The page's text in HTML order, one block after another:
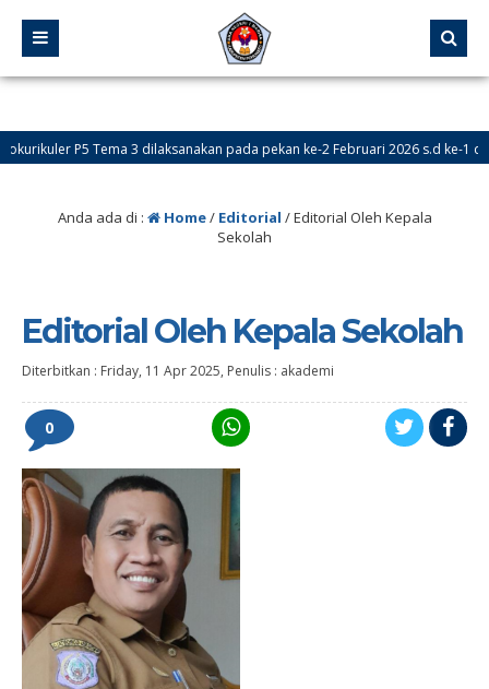
P5 Tema 3 dilaksanakan pada pekan ke-2 Februari 2026 s.d ke-1 dan
Didik Baru (PPDB) Online dibuka pada tanggal 24 Mei – 18 Juni 2026
Anda ada di : Home/ Editorial /Editorial Oleh Kepala
Sekolah
Editorial Oleh Kepala Sekolah
Diterbitkan : Friday, 11 Apr 2025, Penulis : akademi
0